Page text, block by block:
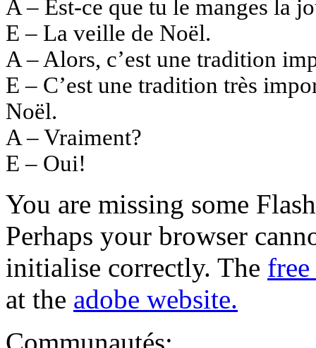
A – Est-ce que tu le manges la
E – La veille de Noël.
A – Alors, c’est une tradition
E – C’est une tradition très
Noël.
A – Vraiment?
E – Oui!
You are missing some
Perhaps your browser
initialise correctly. The
at the adobe website.
Communautés: